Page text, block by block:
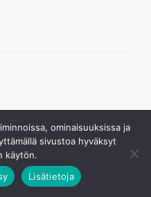
sekä TPM
Kaikki DRM käyttävät
ominaisuuksissa ja
sivustoa hyväksyt
käytön.
Lisätietoja